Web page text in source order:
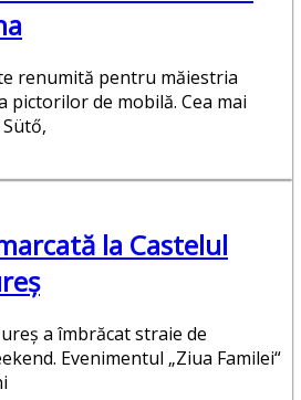
renumită pentru măiestria
pictorilor de mobilă. Cea mai
la Castelul
a îmbrăcat straie de
Evenimentul „Ziua Familei“